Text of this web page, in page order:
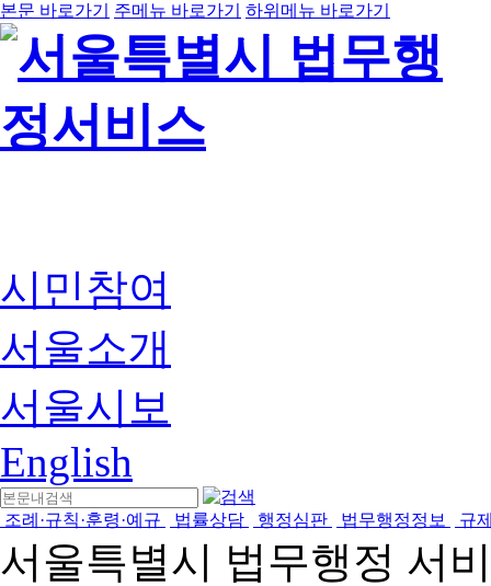
본문 바로가기 주메뉴 바로가기 하위메뉴 바로가기
시민참여
서울소개
서울시보
English
조례·규칙·훈령·예규 법률상담 행정심판 법무행정정보 규
서울특별시 법무행정 서